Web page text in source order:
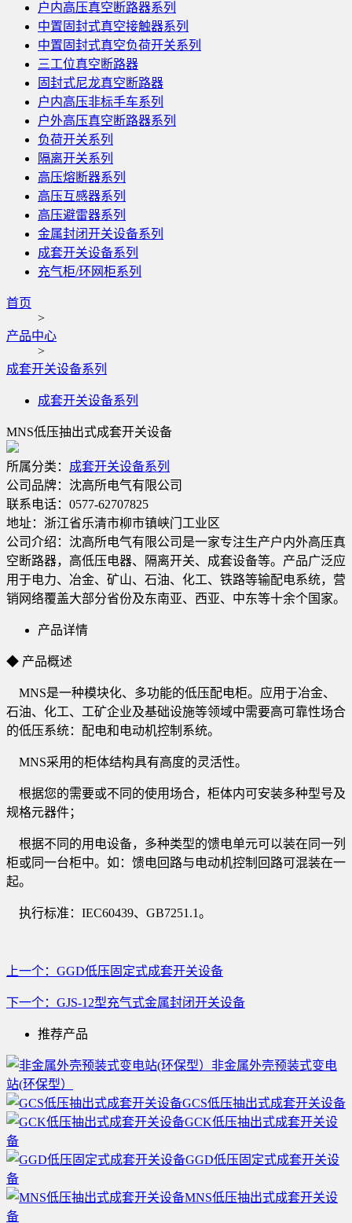
户内高压真空断路器系列
中置固封式真空接触器系列
中置固封式真空负荷开关系列
三工位真空断路器
固封式尼龙真空断路器
户内高压非标手车系列
户外高压真空断路器系列
负荷开关系列
隔离开关系列
高压熔断器系列
高压互感器系列
高压避雷器系列
金属封闭开关设备系列
成套开关设备系列
充气柜/环网柜系列
首页
>
产品中心
>
成套开关设备系列
成套开关设备系列
MNS低压抽出式成套开关设备
所属分类： 成套开关设备系列
公司品牌： 沈高所电气有限公司
联系电话： 0577-62707825
地址： 浙江省乐清市柳市镇峡门工业区
公司介绍：沈高所电气有限公司是一家专注生产户内外高压真
空断路器，高低压电器、隔离开关、成套设备等。产品广泛应
用于电力、冶金、矿山、石油、化工、铁路等输配电系统，营
销网络覆盖大部分省份及东南亚、西亚、中东等十余个国家。
产品详情
◆ 产品概述
MNS是一种模块化、多功能的低压配电柜。应用于冶金、
石油、化工、工矿企业及基础设施等领域中需要高可靠性场合
的低压系统：配电和电动机控制系统。
MNS采用的柜体结构具有高度的灵活性。
根据您的需要或不同的使用场合，柜体内可安装多种型号及
规格元器件；
根据不同的用电设备，多种类型的馈电单元可以装在同一列
柜或同一台柜中。如：馈电回路与电动机控制回路可混装在一
起。
执行标准：IEC60439、GB7251.1。
上一个：GGD低压固定式成套开关设备
下一个：GJS-12型充气式金属封闭开关设备
推荐产品
非金属外壳预装式变电
站(环保型）
GCS低压抽出式成套开关设备
GCK低压抽出式成套开关设
备
GGD低压固定式成套开关设
备
MNS低压抽出式成套开关设
备